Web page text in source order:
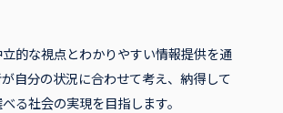
的な視点とわかりやすい情報提供を通
自分の状況に合わせて考え、納得して
る社会の実現を目指します。